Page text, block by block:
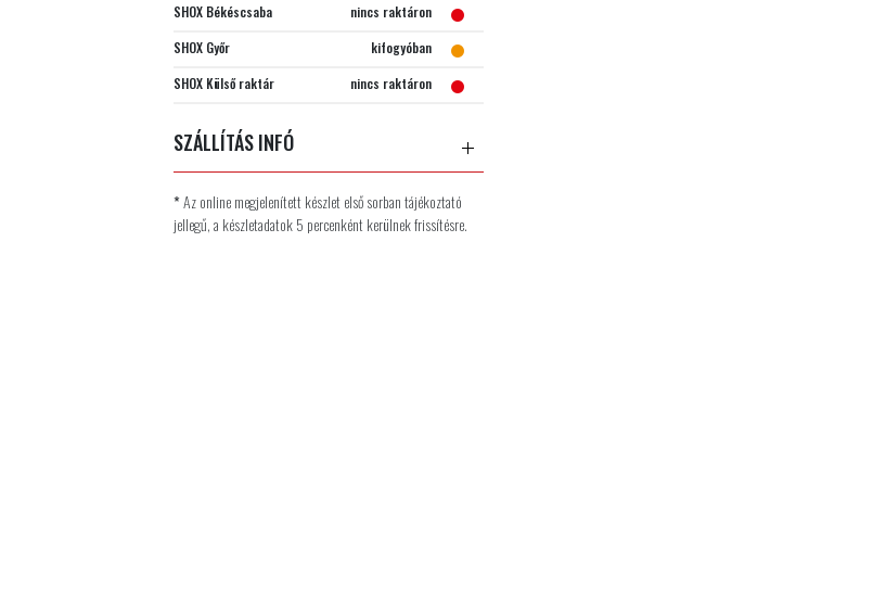
SHOX Békéscsaba
nincs raktáron
SHOX Győr
kifogyóban
SHOX Külső raktár
nincs raktáron
SZÁLLÍTÁS INFÓ
*Az online megjelenített készlet első sorban tájékoztató
jellegű, a készletadatok 5 percenként kerülnek frissítésre.